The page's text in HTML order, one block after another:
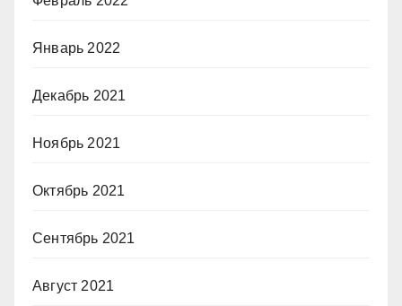
Январь 2022
Декабрь 2021
Ноябрь 2021
Октябрь 2021
Сентябрь 2021
Август 2021